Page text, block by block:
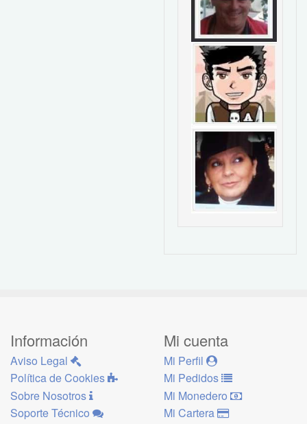
Información
Aviso Legal
Política de Cookies
Sobre Nosotros
Soporte Técnico
Mi cuenta
Mi Perfil
Mi Pedidos
Mi Monedero
Mi Cartera